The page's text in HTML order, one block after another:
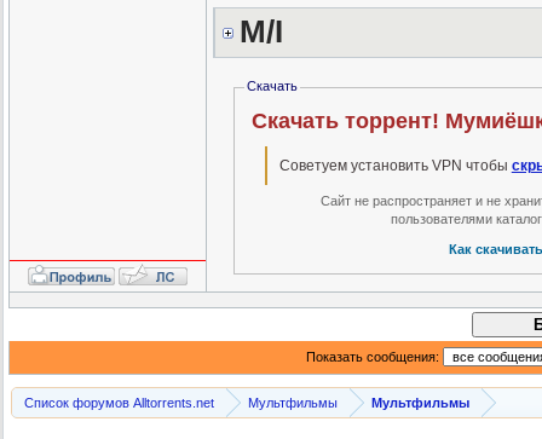
M/I
Скачать
Скачать торрент!
Советуем установить VPN чтобы
Сайт не распространяет и не
пользователями
Как
Показать сообщения:
Список форумов Alltorrents.net Мультфильмы Мультфильмы